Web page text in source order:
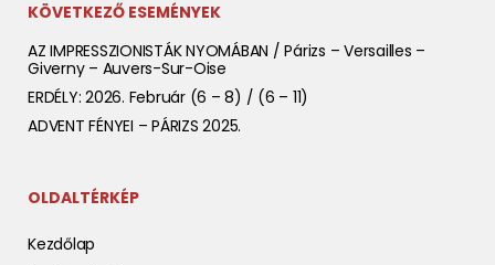
KÖVETKEZŐ ESEMÉNYEK
AZ IMPRESSZIONISTÁK NYOMÁBAN / Párizs – Versailles –
Giverny – Auvers-Sur-Oise
ERDÉLY: 2026. Február (6 – 8) / (6 – 11)
ADVENT FÉNYEI – PÁRIZS 2025.
OLDALTÉRKÉP
Kezdőlap